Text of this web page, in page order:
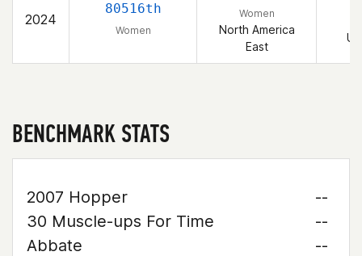
2024
80516th
Women
Women
North America
East
BENCHMARK STATS
2007 Hopper
--
30 Muscle-ups For Time
--
Abbate
--